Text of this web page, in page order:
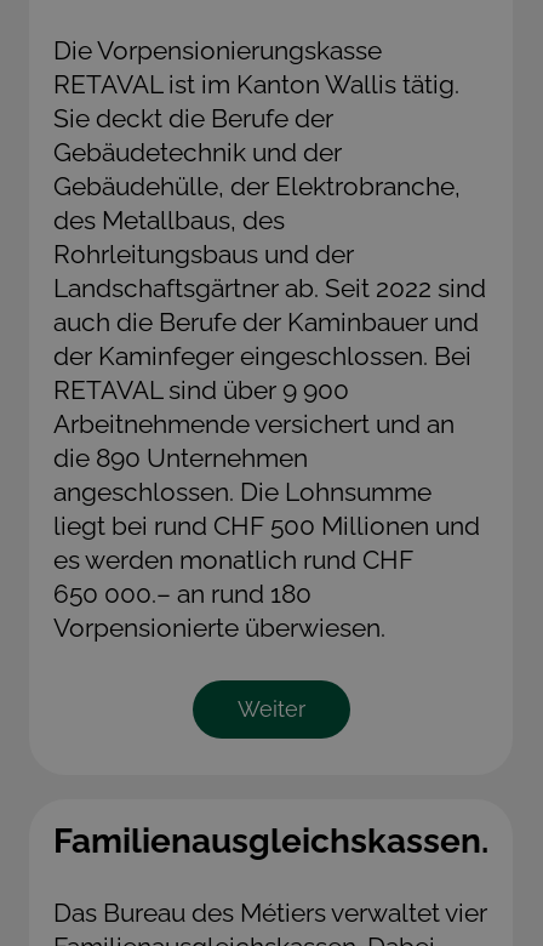
Die Vorpensionierungskasse
RETAVAL ist im Kanton Wallis tätig.
Sie deckt die Berufe der
Gebäudetechnik und der
Gebäudehülle, der Elektrobranche,
des Metallbaus, des
Rohrleitungsbaus und der
Landschaftsgärtner ab. Seit 2022 sind
auch die Berufe der Kaminbauer und
der Kaminfeger eingeschlossen. Bei
RETAVAL sind über 9 900
Arbeitnehmende versichert und an
die 890 Unternehmen
angeschlossen. Die Lohnsumme
liegt bei rund CHF 500 Millionen und
es werden monatlich rund CHF
650 000.– an rund 180
Vorpensionierte überwiesen.
Weiter
Familienausgleichskassen.
Das Bureau des Métiers verwaltet vier